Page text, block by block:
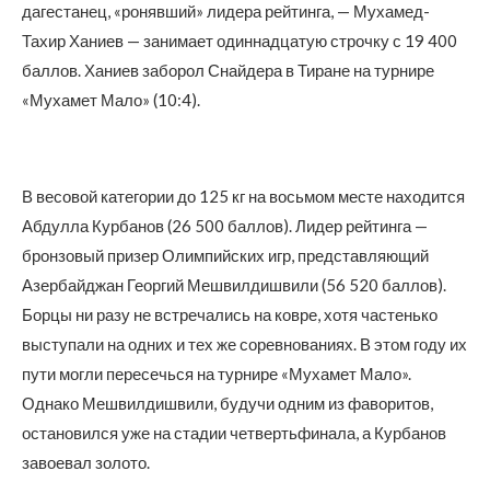
дагестанец, «ронявший» лидера рейтинга, — Мухамед-
Тахир Ханиев — занимает одиннадцатую строчку с 19 400
баллов. Ханиев заборол Снайдера в Тиране на турнире
«Мухамет Мало» (10:4).
В весовой категории до 125 кг на восьмом месте находится
Абдулла Курбанов (26 500 баллов). Лидер рейтинга —
бронзовый призер Олимпийских игр, представляющий
Азербайджан Георгий Мешвилдишвили (56 520 баллов).
Борцы ни разу не встречались на ковре, хотя частенько
выступали на одних и тех же соревнованиях. В этом году их
пути могли пересечься на турнире «Мухамет Мало».
Однако Мешвилдишвили, будучи одним из фаворитов,
остановился уже на стадии четвертьфинала, а Курбанов
завоевал золото.